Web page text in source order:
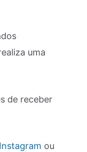
uma
de receber
ou